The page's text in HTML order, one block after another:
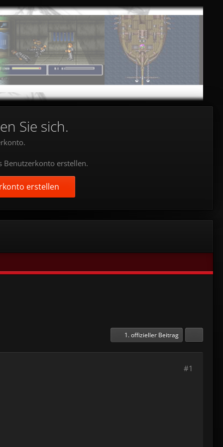
Sie sich.
Benutzerkonto erstellen.
erstellen
1. offizieller Beitrag
#1